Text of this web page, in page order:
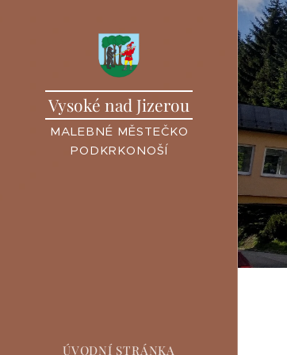
Vysoké nad Jizerou
MALEBNÉ MĚSTEČKO
PODKRKONOŠÍ
ÚVODNÍ STRÁNKA